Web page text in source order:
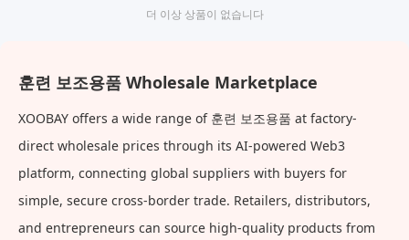
지저귀는 소리, 인터랙티브 장난더 이상 상품이 없습니다
훈련 보조용품 Wholesale Marketplace
XOOBAY offers a wide range of 훈련 보조용품 at factory-
direct wholesale prices through its AI-powered Web3
platform, connecting global suppliers with buyers for
simple, secure cross-border trade. Retailers, distributors,
and entrepreneurs can source high-quality products from